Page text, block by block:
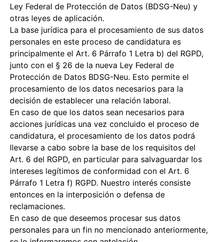
Ley Federal de Protección de Datos (BDSG-Neu) y
otras leyes de aplicación.
La base jurídica para el procesamiento de sus datos
personales en este proceso de candidatura es
principalmente el Art. 6 Párrafo 1 Letra b) del RGPD,
junto con el § 26 de la nueva Ley Federal de
Protección de Datos BDSG-Neu. Esto permite el
procesamiento de los datos necesarios para la
decisión de establecer una relación laboral.
En caso de que los datos sean necesarios para
acciones jurídicas una vez concluido el proceso de
candidatura, el procesamiento de los datos podrá
llevarse a cabo sobre la base de los requisitos del
Art. 6 del RGPD, en particular para salvaguardar los
intereses legítimos de conformidad con el Art. 6
Párrafo 1 Letra f) RGPD. Nuestro interés consiste
entonces en la interposición o defensa de
reclamaciones.
En caso de que deseemos procesar sus datos
personales para un fin no mencionado anteriormente,